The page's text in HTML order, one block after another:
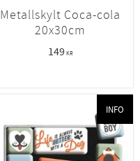
Metallskylt Coca-cola
20x30cm
149KR
INFO